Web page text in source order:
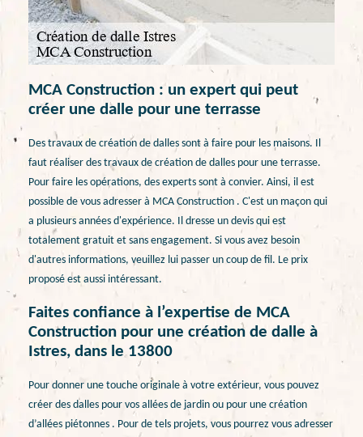
MCA Construction : un expert qui peut
créer une dalle pour une terrasse
Des travaux de création de dalles sont à faire pour les maisons. Il
faut réaliser des travaux de création de dalles pour une terrasse.
Pour faire les opérations, des experts sont à convier. Ainsi, il est
possible de vous adresser à MCA Construction . C'est un maçon qui
a plusieurs années d'expérience. Il dresse un devis qui est
totalement gratuit et sans engagement. Si vous avez besoin
d'autres informations, veuillez lui passer un coup de fil. Le prix
proposé est aussi intéressant.
Faites confiance à l’expertise de MCA
Construction pour une création de dalle à
Istres, dans le 13800
Pour donner une touche originale à votre extérieur, vous pouvez
créer des dalles pour vos allées de jardin ou pour une création
d’allées piétonnes . Pour de tels projets, vous pourrez vous adresser